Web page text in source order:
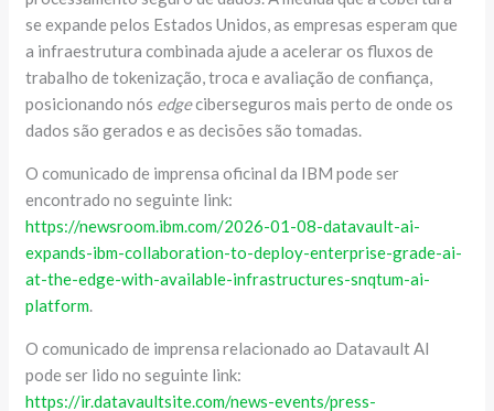
se expande pelos Estados Unidos, as empresas esperam que
a infraestrutura combinada ajude a acelerar os fluxos de
trabalho de tokenização, troca e avaliação de confiança,
posicionando nós edgeciberseguros mais perto de onde os
dados são gerados e as decisões são tomadas.
O comunicado de imprensa oficinal da IBM pode ser
encontrado no seguinte link:
https://newsroom.ibm.com/2026-01-08-datavault-ai-
expands-ibm-collaboration-to-deploy-enterprise-grade-ai-
at-the-edge-with-available-infrastructures-snqtum-ai-
platform.
O comunicado de imprensa relacionado ao Datavault AI
pode ser lido no seguinte link:
https://ir.datavaultsite.com/news-events/press-